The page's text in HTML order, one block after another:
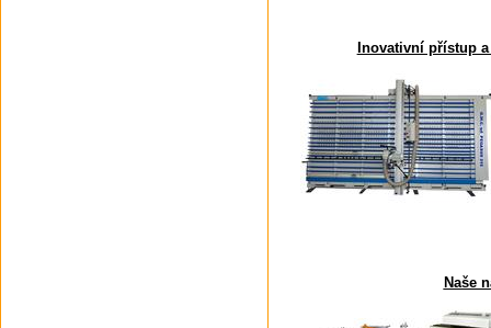
Inovativní přístup
Naše